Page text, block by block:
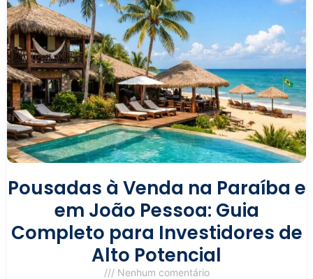
Pousadas à Venda na Paraíba e
em João Pessoa: Guia
Completo para Investidores de
Alto Potencial
Nenhum comentário